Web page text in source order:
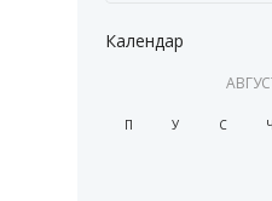
Календар
П У С Ч